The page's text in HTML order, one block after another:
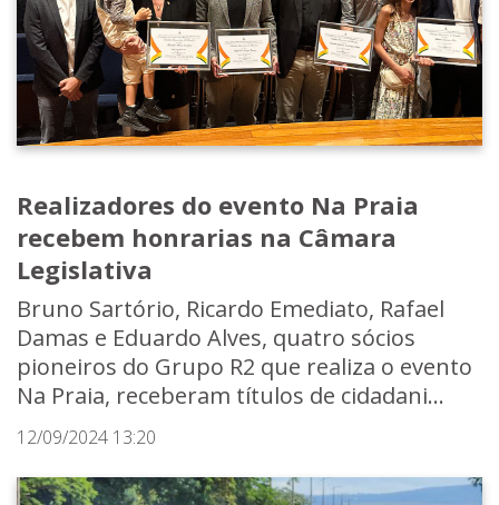
Realizadores do evento Na Praia
recebem honrarias na Câmara
Legislativa
Bruno Sartório, Ricardo Emediato, Rafael
Damas e Eduardo Alves, quatro sócios
pioneiros do Grupo R2 que realiza o evento
Na Praia, receberam títulos de cidadani...
12/09/2024 13:20